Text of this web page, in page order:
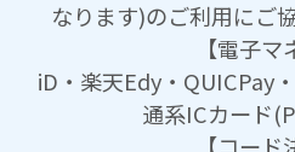
なります)のご利用にご
【電子マ
iD・楽天Edy・QUICPay
通系ICカード